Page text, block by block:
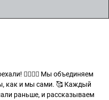
🙋‍♂️🙋‍♀️ Мы объединяем
как и мы сами. 🥰 Каждый
раньше, и рассказываем